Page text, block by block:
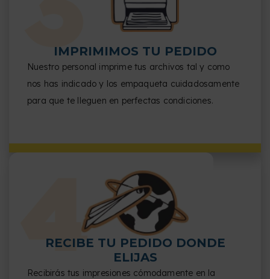
IMPRIMIMOS TU PEDIDO
Nuestro personal imprime tus archivos tal y como
nos has indicado y los empaqueta cuidadosamente
para que te lleguen en perfectas condiciones.
RECIBE TU PEDIDO DONDE
ELIJAS
Recibirás tus impresiones cómodamente en la